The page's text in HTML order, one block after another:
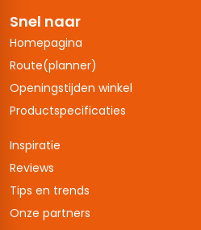
Snel naar
Homepagina
Route(planner)
Openingstijden winkel
Productspecificaties
Inspiratie
Reviews
Tips en trends
Onze partners